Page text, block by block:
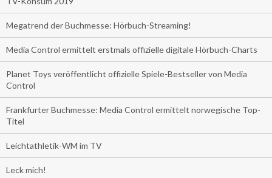
Megatrend der Buchmesse: Hörbuch-Streaming!
Media Control ermittelt erstmals offizielle digitale Hörbuch-Charts
Planet Toys veröffentlicht offizielle Spiele-Bestseller von Media
Control
Frankfurter Buchmesse: Media Control ermittelt norwegische Top-
Titel
Leichtathletik-WM im TV
Leck mich!